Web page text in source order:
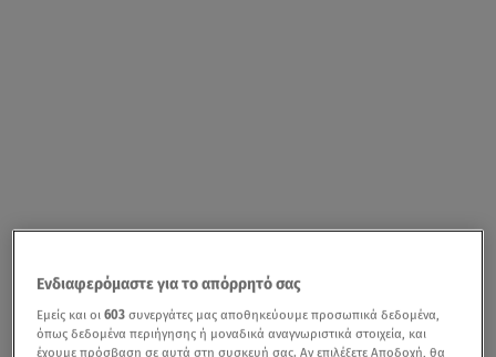
Ενδιαφερόμαστε για το απόρρητό σας
Εμείς και οι603 συνεργάτες μας αποθηκεύουμε προσωπικά δεδομένα,
όπως δεδομένα περιήγησης ή μοναδικά αναγνωριστικά στοιχεία, και
έχουμε πρόσβαση σε αυτά στη συσκευή σας. Αν επιλέξετε Αποδοχή, θα